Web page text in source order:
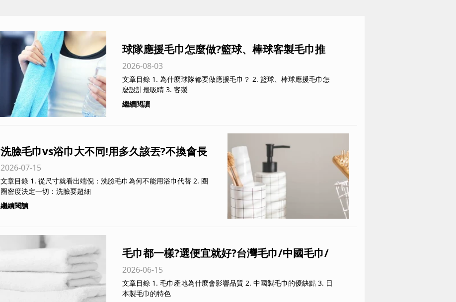
球隊應援毛巾怎麼做?籃球、棒球客製毛巾推
薦|台灣製更有感
2026-08-03
文章目錄 1. 為什麼球隊都要做應援毛巾？ 2. 籃球、棒球應援毛巾怎
麼設計最吸睛 3. 客製
繼續閱讀
洗臉毛巾vs浴巾大不同!用多久該丟?不換會長
痘痘?毛巾專家全解析
2026-07-15
文章目錄 1. 從尺寸就看出端倪：洗臉毛巾為何不能用浴巾代替 2. 圈
圈密度決定一切：洗臉要超細
繼續閱讀
毛巾都一樣?選便宜就好?台灣毛巾/中國毛巾/
日本毛巾差在哪?｜新北/台中專業毛巾製造商
從品質/價格與環保面向帶您完整了解
2026-06-15
文章目錄 1. 毛巾產地為什麼會影響品質 2. 中國製毛巾的優缺點 3. 日
本製毛巾的特色